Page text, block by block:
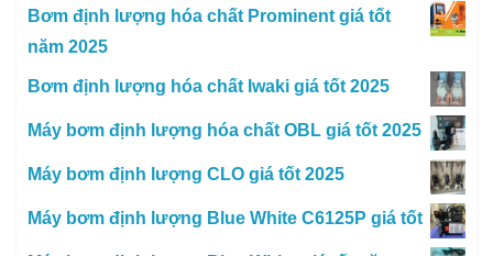
Bơm định lượng hóa chất Prominent giá tốt
năm 2025
Bơm định lượng hóa chất Iwaki giá tốt 2025
Máy bơm định lượng hóa chất OBL giá tốt 2025
Máy bơm định lượng CLO giá tốt 2025
Máy bơm định lượng Blue White C6125P giá tốt